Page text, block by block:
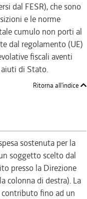
dal FESR), che sono
e le norme
cumulo non porti al
dal regolamento (UE)
fiscali aventi
di Stato.
Ritorna all'indice
sostenuta per la
soggetto scelto dal
presso la Direzione
colonna di destra). La
contributo fino ad un